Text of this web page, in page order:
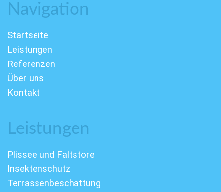
Navigation
Startseite
Leistungen
Referenzen
Über uns
Kontakt
Leistungen
Plissee und Faltstore
Insektenschutz
Terrassenbeschattung